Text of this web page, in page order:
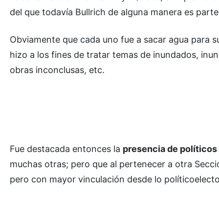
del que todavía Bullrich de alguna manera es
Obviamente que cada uno fue a sacar agua para
hizo a los fines de tratar temas de inundados,
obras inconclusas, etc.
Fue destacada entonces la presencia de
muchas otras; pero que al pertenecer a otra
pero con mayor vinculación desde lo